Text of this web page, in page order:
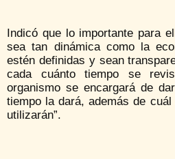
Indicó que lo importante para
sea tan dinámica como la
estén definidas y sean
cada cuánto tiempo se
organismo se encargará de
tiempo la dará, además de
utilizarán”.